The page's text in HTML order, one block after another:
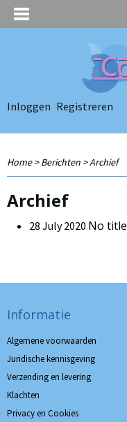
Inloggen Registreren
Home>Berichten > Archief
Archief
28 July 2020 No title
Informatie
Algemene voorwaarden
Juridische kennisgeving
Verzending en levering
Klachten
Privacy en Cookies